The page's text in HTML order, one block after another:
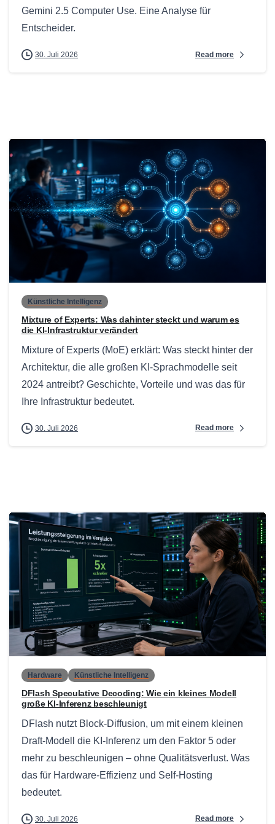
Gemini 2.5 Computer Use. Eine Analyse für
Entscheider.
30. Juli 2026 Read more
Künstliche Intelligenz
Mixture of Experts: Was dahinter steckt und warum es
die KI-Infrastruktur verändert
Mixture of Experts (MoE) erklärt: Was steckt hinter der
Architektur, die alle großen KI-Sprachmodelle seit
2024 antreibt? Geschichte, Vorteile und was das für
Ihre Infrastruktur bedeutet.
30. Juli 2026 Read more
Hardware Künstliche Intelligenz
DFlash Speculative Decoding: Wie ein kleines Modell
große KI-Inferenz beschleunigt
DFlash nutzt Block-Diffusion, um mit einem kleinen
Draft-Modell die KI-Inferenz um den Faktor 5 oder
mehr zu beschleunigen – ohne Qualitätsverlust. Was
das für Hardware-Effizienz und Self-Hosting
bedeutet.
30. Juli 2026 Read more